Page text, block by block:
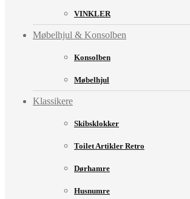
VINKLER
Møbelhjul & Konsolben
Konsolben
Møbelhjul
Klassikere
Skibsklokker
Toilet Artikler Retro
Dørhamre
Husnumre